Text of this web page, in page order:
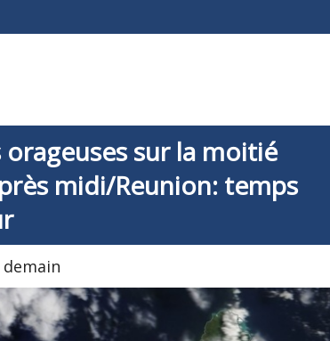
sur la moitié
midi/Reunion: temps